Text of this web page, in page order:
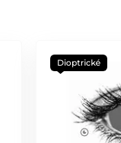
Dioptrické